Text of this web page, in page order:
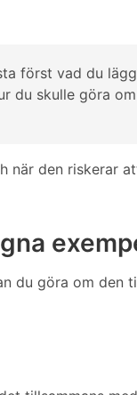
först vad du
du skulle göra
när den riskerar
du göra om den